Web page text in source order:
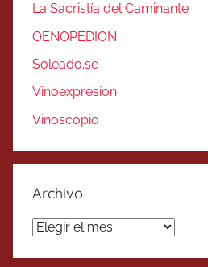
La Sacristía del Caminante
OENOPEDION
Soleado.se
Vinoexpresion
Vinoscopio
Archivo
Archivo